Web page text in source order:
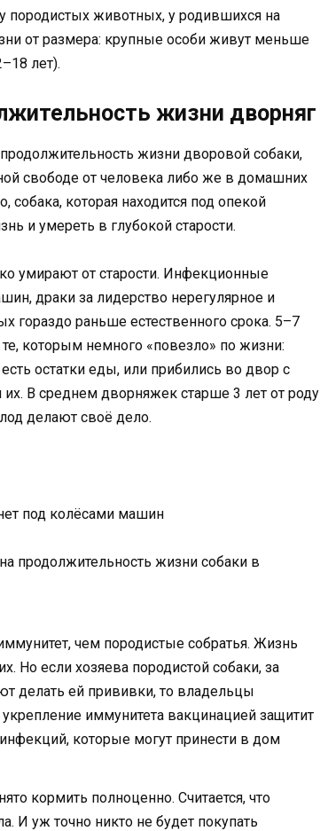
животных, у родившихся на
от размера: крупные особи живут меньше
лет).
жизни дворняг
жизни дворовой собаки,
свободе от человека либо же в домашних
которая находится под опекой
и умереть в глубокой старости.
умирают от старости. Инфекционные
драки за лидерство нерегулярное и
гораздо раньше естественного срока. 5–7
которым немного «повезло» по жизни:
остатки еды, или прибились во двор с
В среднем дворняжек старше 3 лет от роду
делают своё дело.
под колёсами машин
продолжительность жизни собаки в
чем породистые собратья. Жизнь
Но если хозяева породистой собаки, за
делать ей прививки, то владельцы
иммунитета вакцинацией защитит
которые могут принести в дом
кормить полноценно. Считается, что
И уж точно никто не будет покупать